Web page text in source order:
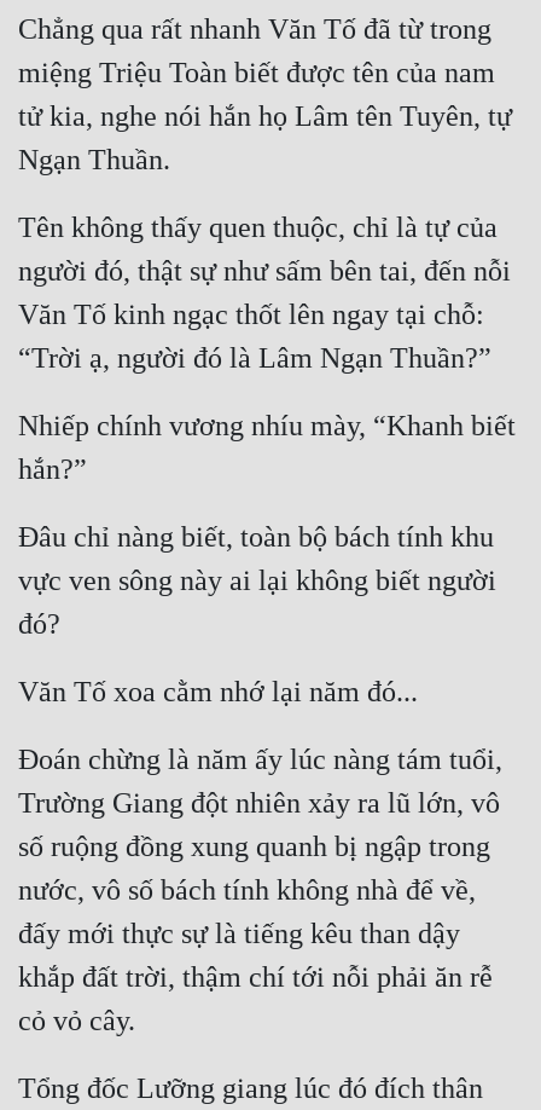
Chẳng qua rất nhanh Văn Tố đã từ trong
miệng Triệu Toàn biết được tên của nam
tử kia, nghe nói hắn họ Lâm tên Tuyên, tự
Tên không thấy quen thuộc, chỉ là tự của
người đó, thật sự như sấm bên tai, đến nỗi
Văn Tố kinh ngạc thốt lên ngay tại chỗ:
Nhiếp chính vương nhíu mày, “Khanh biết
Đâu chỉ nàng biết, toàn bộ bách tính khu
vực ven sông này ai lại không biết người
Đoán chừng là năm ấy lúc nàng tám tuổi,
Trường Giang đột nhiên xảy ra lũ lớn, vô
số ruộng đồng xung quanh bị ngập trong
nước, vô số bách tính không nhà để về,
đấy mới thực sự là tiếng kêu than dậy
khắp đất trời, thậm chí tới nỗi phải ăn rễ
Tổng đốc Lưỡng giang lúc đó đích thân